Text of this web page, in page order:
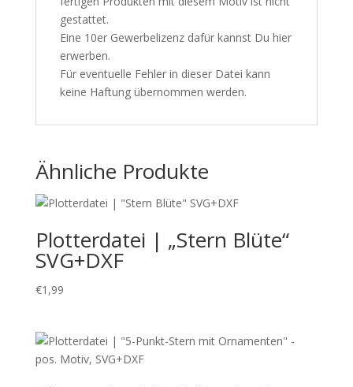
gestattet.
Eine 10er Gewerbelizenz dafür kannst Du hier
erwerben.
Für eventuelle Fehler in dieser Datei kann
keine Haftung übernommen werden.
Ähnliche Produkte
Plotterdatei | „Stern Blüte“
SVG+DXF
€1,99